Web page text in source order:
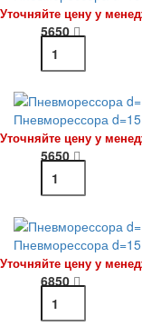
Уточняйте цену у
5650
Пневморессора
Уточняйте цену у
5650
Пневморессора
Уточняйте цену у
6850